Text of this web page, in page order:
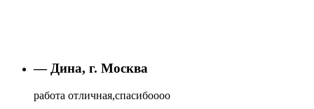
— Дина, г. Москва
работа отличная,спасибоооо